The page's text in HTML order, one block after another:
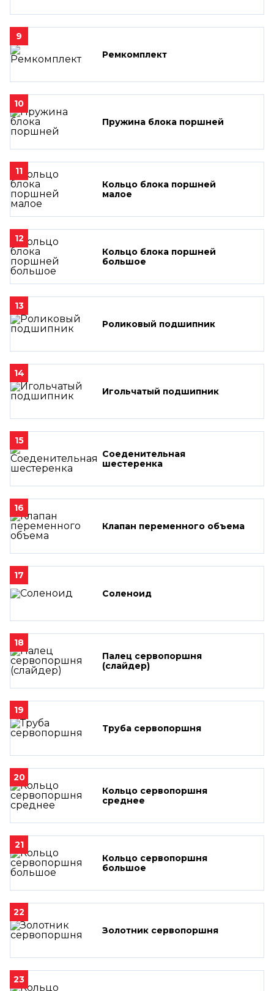
9
Ремкомплект
10
Пружина блока поршней
11
Кольцо блока поршней
малое
12
Кольцо блока поршней
большое
13
Роликовый подшипник
14
Игольчатый подшипник
15
Соеденительная
шестеренка
16
Клапан переменного объема
17
Соленоид
18
Палец сервопоршня
(слайдер)
19
Труба сервопоршня
20
Кольцо сервопоршня
среднее
21
Кольцо сервопоршня
большое
22
Золотник сервопоршня
23